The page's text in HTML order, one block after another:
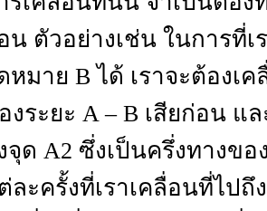
น ตัวอย่างเช่น ในการที่
หมาย Bได้ เราจะต้องเ
งระยะ A – B เสียก่อน แ
จุด A2 ซึ่งเป็นครึ่งทางขอ
ละครั้งที่เราเคลื่อนที่ไปถึ